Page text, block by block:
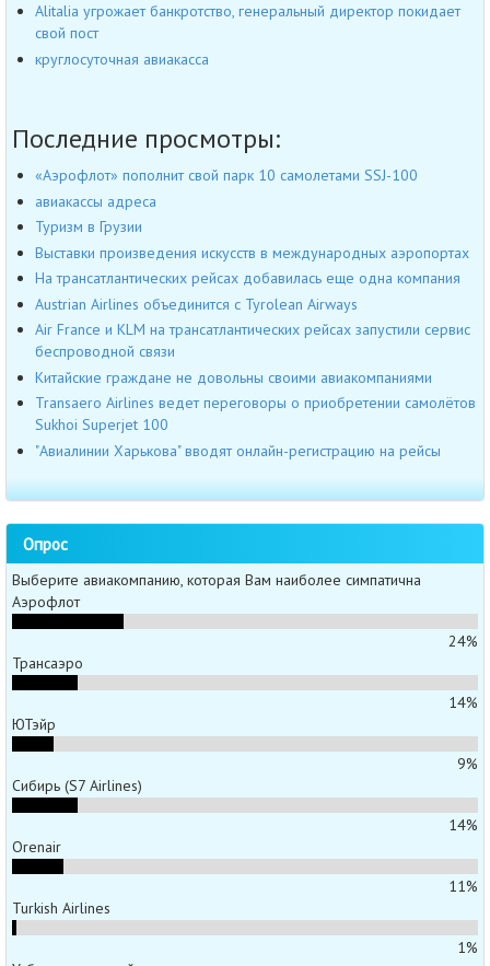
Alitalia угрожает банкротство, генеральный директор покидает
свой пост
круглосуточная авиакасса
Последние просмотры:
«Аэрофлот» пополнит свой парк 10 самолетами SSJ-100
авиакассы адреса
Туризм в Грузии
Выставки произведения искусств в международных аэропортах
На трансатлантических рейсах добавилась еще одна компания
Austrian Airlines объединится с Tyrolean Airways
Air France и KLM на трансатлантических рейсах запустили сервис
беспроводной связи
Китайские граждане не довольны своими авиакомпаниями
Transaero Airlines ведет переговоры о приобретении самолётов
Sukhoi Superjet 100
"Авиалинии Харькова" вводят онлайн-регистрацию на рейсы
Опрос
Выберите авиакомпанию, которая Вам наиболее симпатична
Аэрофлот
24%
Трансаэро
14%
ЮТэйр
9%
Сибирь (S7 Airlines)
14%
Orenair
11%
Turkish Airlines
1%